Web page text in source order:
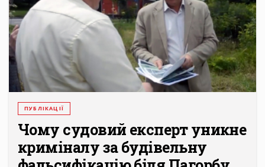
ПУБЛІКАЦІЇ
Чому судовий експерт уникне
криміналу за будівельну